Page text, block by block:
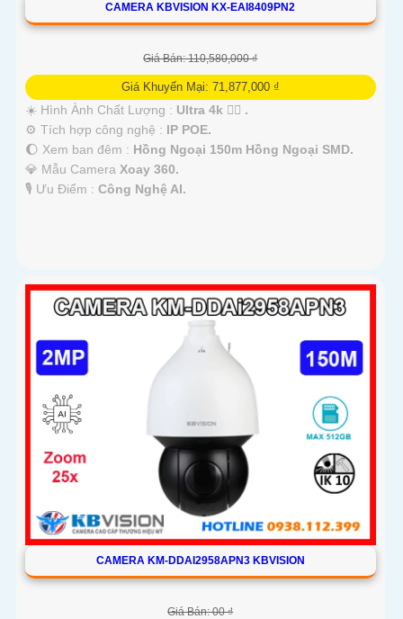
CAMERA KBVISION KX-EAI8409PN2
Giá Bán: 110,580,000 ₫
Giá Khuyến Mại: 71,877,000 ₫
☀️ Hình Ành Chất Lượng : Ultra 4k 👍🏾 .
⚙ Tích hợp công nghệ : IP POE.
🌔 Xem ban đêm : Hồng Ngoại 150m Hồng Ngoại SMD.
💎 Mẫu Camera Xoay 360.
️🎙 Ưu Điểm : Công Nghệ AI.
CAMERA KM-DDAI2958APN3 KBVISION
Giá Bán: 00 ₫